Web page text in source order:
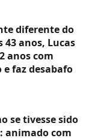
diferente do
anos, Lucas
anos com
faz desabafo
se tivesse sido
animado com